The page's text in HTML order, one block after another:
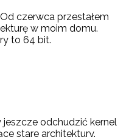
czerwca przestałem
w moim domu.
to 64 bit.
odchudzić kernel
stare architektury.